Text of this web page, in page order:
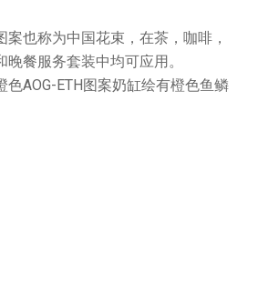
案也称为中国花束，在茶，咖啡，
餐服务套装中均可应用。
色AOG-ETH图案奶缸绘有橙色鱼鳞